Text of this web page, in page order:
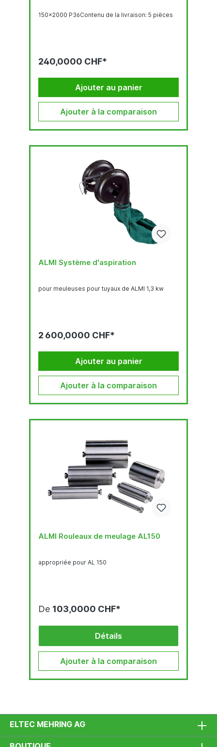
150x2000 P36Contenu de la livraison: 5 pièces
240,0000 CHF*
Ajouter au panier
Ajouter à la comparaison
ALMI Système d'aspiration
pour meuleuses pour tuyaux de ALMI 1,3 kw
2 600,0000 CHF*
Ajouter au panier
Ajouter à la comparaison
ALMI Rouleaux de meulage AL150
appropriée pour AL 150
De 103,0000 CHF*
Détails
Ajouter à la comparaison
ELTEC MEHRING AG